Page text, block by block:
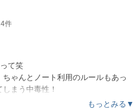
件
て笑
ゃんとノート利用のルールもあっ
まう中毒性！
もっとみる▼